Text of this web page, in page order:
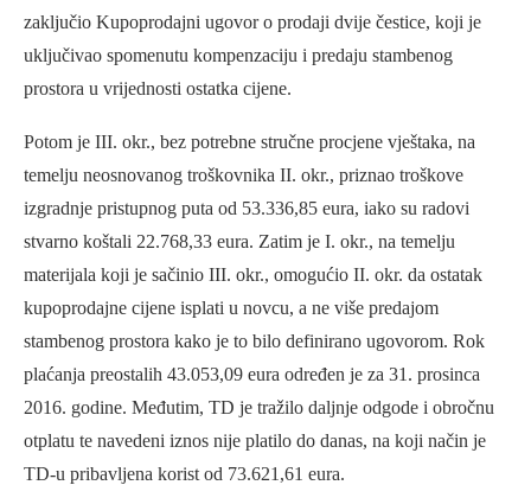
zaključio Kupoprodajni ugovor o prodaji dvije čestice, koji je
uključivao spomenutu kompenzaciju i predaju stambenog
prostora u vrijednosti ostatka cijene.
Potom je III. okr., bez potrebne stručne procjene vještaka, na
temelju neosnovanog troškovnika II. okr., priznao troškove
izgradnje pristupnog puta od 53.336,85 eura, iako su radovi
stvarno koštali 22.768,33 eura. Zatim je I. okr., na temelju
materijala koji je sačinio III. okr., omogućio II. okr. da ostatak
kupoprodajne cijene isplati u novcu, a ne više predajom
stambenog prostora kako je to bilo definirano ugovorom. Rok
plaćanja preostalih 43.053,09 eura određen je za 31. prosinca
2016. godine. Međutim, TD je tražilo daljnje odgode i obročnu
otplatu te navedeni iznos nije platilo do danas, na koji način je
TD-u pribavljena korist od 73.621,61 eura.